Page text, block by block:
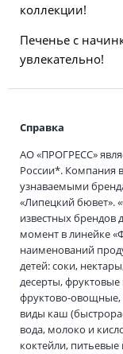
коллекции!
Печенье с
увлекательно!
Справка
АО «ПРОГРЕСС»
России*. Компания
узнаваемыми
«Липецкий бювет».
известных брендов
момент в линейке
наименований
детей: соки,
десерты,
фруктово-
виды каш
вода, молоко и
коктейли,